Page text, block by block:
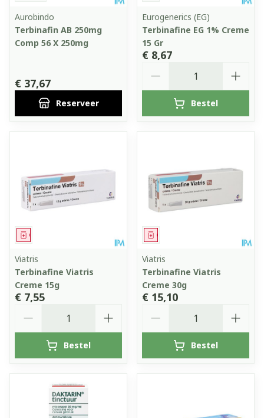
Aurobindo
Terbinafin AB 250mg
Comp 56 X 250mg
€ 37,67
Reserveer
Eurogenerics (EG)
Terbinafine EG 1% Creme
15 Gr
€ 8,67
Bestel
Geneesmiddel
Viatris
Terbinafine Viatris
Creme 15g
€ 7,55
Bestel
Geneesmiddel
Viatris
Terbinafine Viatris
Creme 30g
€ 15,10
Bestel